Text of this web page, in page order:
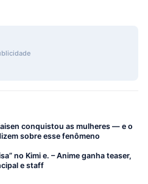
conquistou as mulheres — e o
sobre esse fenômeno
no Kimi e. – Anime ganha teaser,
e staff